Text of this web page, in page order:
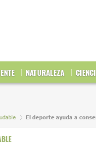
NATURALEZA
El deporte ayuda a